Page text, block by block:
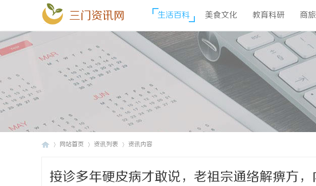
三门资讯网 生活百科 美食文化 教育科研 商
网站首页 资讯列表 资讯内容
接诊多年硬皮病才敢说，老祖宗通络解痹方